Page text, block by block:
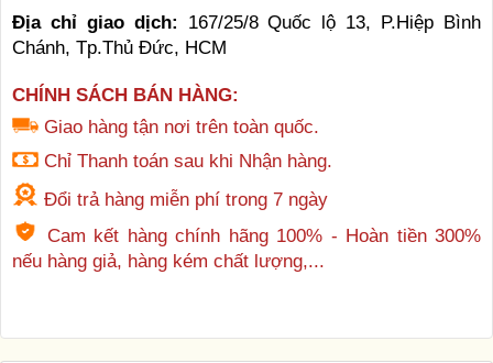
Địa chỉ giao dịch: 167/25/8 Quốc lộ 13, P.Hiệp Bình
Chánh, Tp.Thủ Đức, HCM
CHÍNH SÁCH BÁN HÀNG:
Giao hàng tận nơi trên toàn quốc.
Chỉ Thanh toán sau khi Nhận hàng.
Đổi trả hàng miễn phí trong 7 ngày
Cam kết hàng chính hãng 100% - Hoàn tiền 300%
nếu hàng giả, hàng kém chất lượng,...